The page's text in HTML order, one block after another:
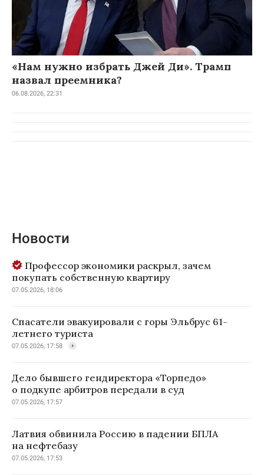
«Нам нужно избрать Джей Ди». Трамп
назвал преемника?
06.08.2026, 22:31
Новости
Профессор экономики раскрыл, зачем
покупать собственную квартиру
07.05.2026, 18:06
Спасатели эвакуировали с горы Эльбрус 61-
летнего туриста
07.05.2026, 17:58
Дело бывшего гендиректора «Торпедо»
о подкупе арбитров передали в суд
07.05.2026, 17:57
Латвия обвинила Россию в падении БПЛА
на нефтебазу
07.05.2026, 17:53